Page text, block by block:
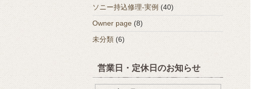
ソニー持込修理-実例 (40)
Owner page (8)
未分類 (6)
営業日・定休日のお知らせ